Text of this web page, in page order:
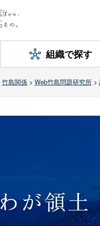
組織で探す
竹島関係> Web竹島問題研究所>